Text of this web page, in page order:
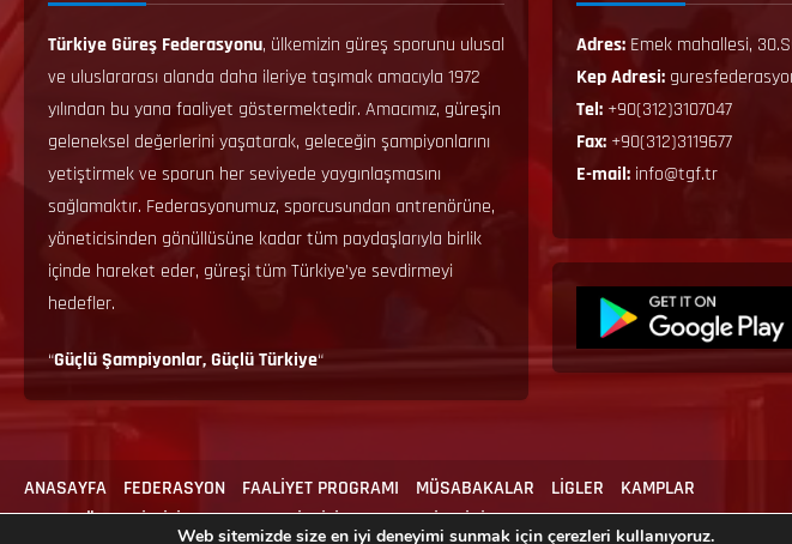
Türkiye Güreş Federasyonu, ülkemizin güreş sporunu ulusal
ve uluslararası alanda daha ileriye taşımak amacıyla 1972
yılından bu yana faaliyet göstermektedir. Amacımız, güreşin
geleneksel değerlerini yaşatarak, geleceğin şampiyonlarını
yetiştirmek ve sporun her seviyede yaygınlaşmasını
sağlamaktır. Federasyonumuz, sporcusundan antrenörüne,
yöneticisinden gönüllüsüne kadar tüm paydaşlarıyla birlik
içinde hareket eder, güreşi tüm Türkiye’ye sevdirmeyi
hedefler.
“Güçlü Şampiyonlar, Güçlü Türkiye“
Adres: Emek mahallesi,
Kep Adresi:
Tel: +90(312)3107047
Fax: +90(312)3119677
E-mail: info@tgf.tr
ANASAYFA FEDERASYON FAALİYET PROGRAMI MÜSABAKALAR LİGLER
KAMPLAR
ANTRENÖR & MİLLİLİK
MEVZUAT İLGİLİ FORMLAR İLETİŞİM
Web sitemizde size en iyi deneyimi sunmak için çerezleri kullanıyoruz.